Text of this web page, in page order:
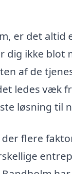
er det altid
dig ikke blot
af de
ledes væk
løsning til
flere